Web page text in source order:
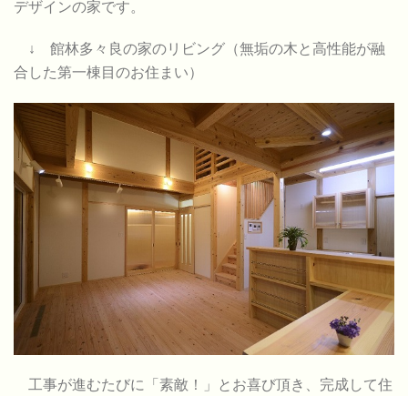
デザインの家です。
↓ 館林多々良の家のリビング（無垢の木と高性能が融
合した第一棟目のお住まい）
工事が進むたびに「素敵！」とお喜び頂き、完成して住